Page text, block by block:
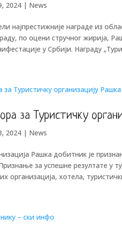
2024 | News
најпрестижније награде из
по оцени стручног жирија,
у Србији. Награду
за Туристичку
2024 | News
Рашка добитник је
за успешне резултате у
организација, хотела,